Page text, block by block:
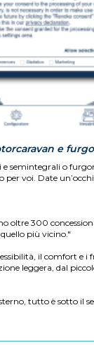
e
semintegrali o
per voi. Date
oltre 300
più vicino."
il comfort e i
leggera, dal
tutto è sotto il